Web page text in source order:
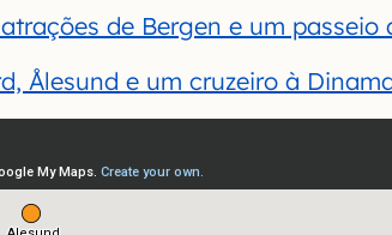
de Bergen e um passeio
Ålesund e um cruzeiro à